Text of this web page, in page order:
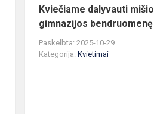
Kviečiame dalyvauti
gimnazijos bendruomenę
Paskelbta: 2025-10-29
Kategorija:Kvietimai